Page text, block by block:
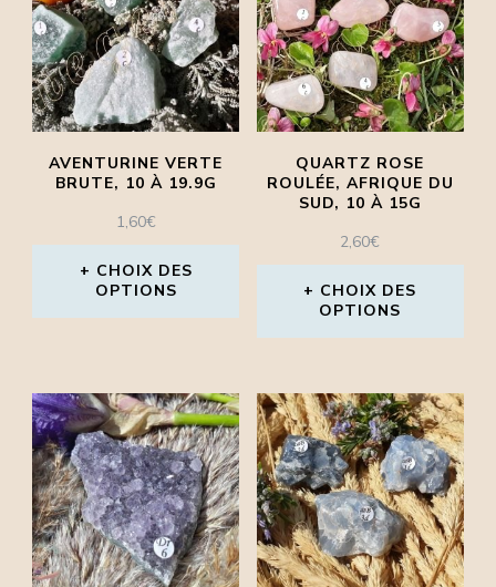
AVENTURINE VERTE
BRUTE, 10 À 19.9G
1,60€
CHOIX DES
OPTIONS
a
plusieurs
variations.
Les
options
QUARTZ ROSE
ROULÉE, AFRIQUE DU
SUD, 10 À 15G
2,60€
CHOIX DES
OPTIONS
produit
a
plusieurs
variations.
Les
options